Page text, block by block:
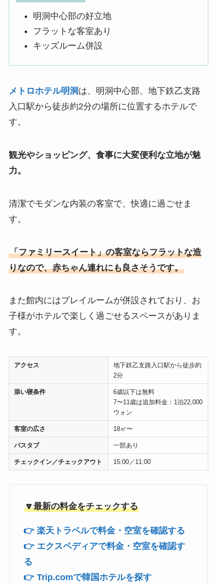
明洞中心部の好立地
フラットな客室あり
キッズルーム併設
メトロホテル明洞は、明洞中心部、地下鉄乙支路
入口駅から徒歩約2分の場所に位置するホテルで
す。
観光やショッピング、食事に大変便利な立地が魅
力。
清潔でモダンな内装の客室で、快適に過ごせま
す。
「ファミリースイート」の客室ならフラットな造
りなので、赤ちゃん連れにも良さそうです。
また館内にはプレイルームが併設されており、お
子様がホテルで楽しく過ごせるスペースがありま
す。
アクセス
地下鉄乙支路入口駅から徒歩約
2分
添い寝条件
6歳以下は無料
7〜11歳は追加料金：1泊22,000
ウォン
客室の広さ 18㎡〜
バスタブ 一部あり
チェックイン／チェックアウト 15:00／11:00
🔽最新の料金をチェックする
👉 楽天トラベルで料金・空室を確認する
👉 エクスペディアで料金・空室を確認す
る
👉 Trip.comで韓国ホテルを探す